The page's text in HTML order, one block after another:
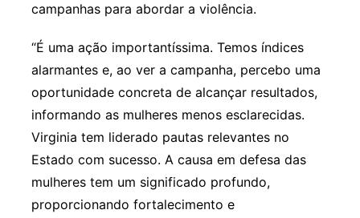
campanhas para abordar a violência.
“É uma ação importantíssima. Temos índices
alarmantes e, ao ver a campanha, percebo uma
oportunidade concreta de alcançar resultados,
informando as mulheres menos esclarecidas.
Virginia tem liderado pautas relevantes no
Estado com sucesso. A causa em defesa das
mulheres tem um significado profundo,
proporcionando fortalecimento e